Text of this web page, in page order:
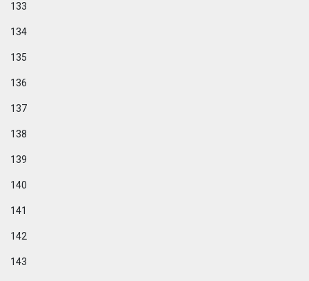
133
134
135
136
137
138
139
140
141
142
143